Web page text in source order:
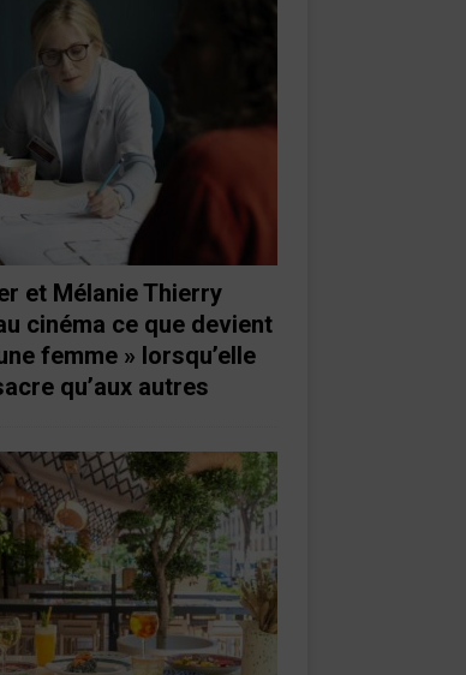
et Mélanie Thierry
cinéma ce que devient
femme » lorsqu’elle
qu’aux autres